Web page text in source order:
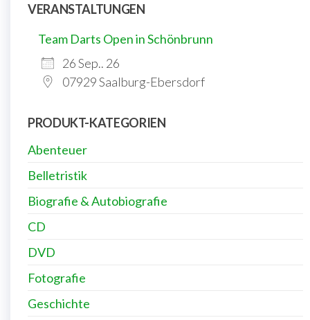
VERANSTALTUNGEN
Team Darts Open in Schönbrunn
26 Sep.. 26
07929 Saalburg-Ebersdorf
PRODUKT-KATEGORIEN
Abenteuer
Belletristik
Biografie & Autobiografie
CD
DVD
Fotografie
Geschichte